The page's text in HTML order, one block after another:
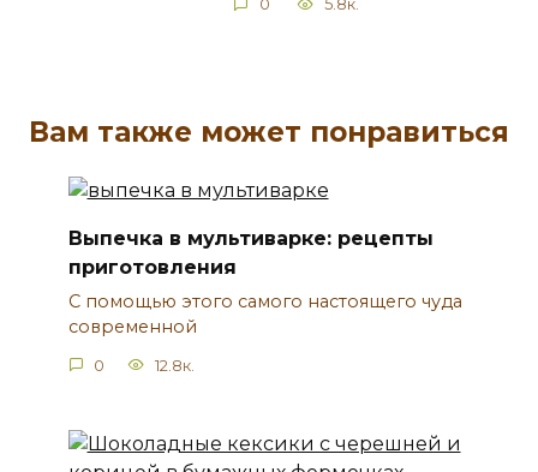
0
5.8к.
Вам также может понравиться
Выпечка в мультиварке: рецепты
приготовления
С помощью этого самого настоящего чуда
современной
0 12.8к.